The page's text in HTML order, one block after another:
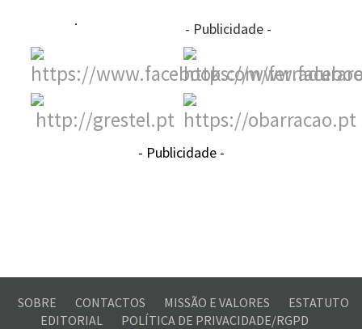
- Publicidade -
- Publicidade -
SOBRE CONTACTOS MISSÃO E VALORES
ESTATUTO
EDITORIAL
POLÍTICA DE PRIVACIDADE/RGPD